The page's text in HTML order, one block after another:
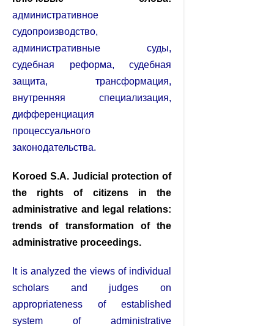
административное
судопроизводство,
административные суды,
судебная реформа, судебная
защита, трансформация,
внутренняя специализация,
дифференциация
процессуального
законодательства.
Koroed S.A. Judicial protection of
the rights of citizens in the
administrative and legal relations:
trends of transformation of the
administrative proceedings.
It is analyzed the views of individual
scholars and judges on
appropriateness of established
system of administrative